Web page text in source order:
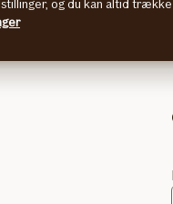
og du kan altid